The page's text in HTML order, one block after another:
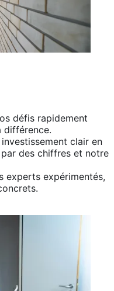
défis rapidement
différence.
clair en
des chiffres et notre
experts expérimentés,